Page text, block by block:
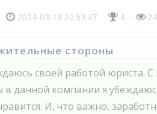
2024-03-18 22:53:47 4
стороны
своей работой юриста.
в данной компании я
И, что важно,